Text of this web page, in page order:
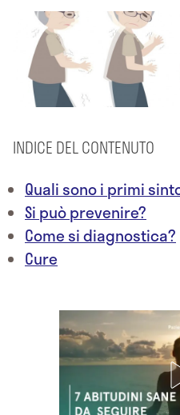
INDICE DEL CONTENUTO
Quali sono i primi
Si può prevenire?
Come si diagnostica?
Cure